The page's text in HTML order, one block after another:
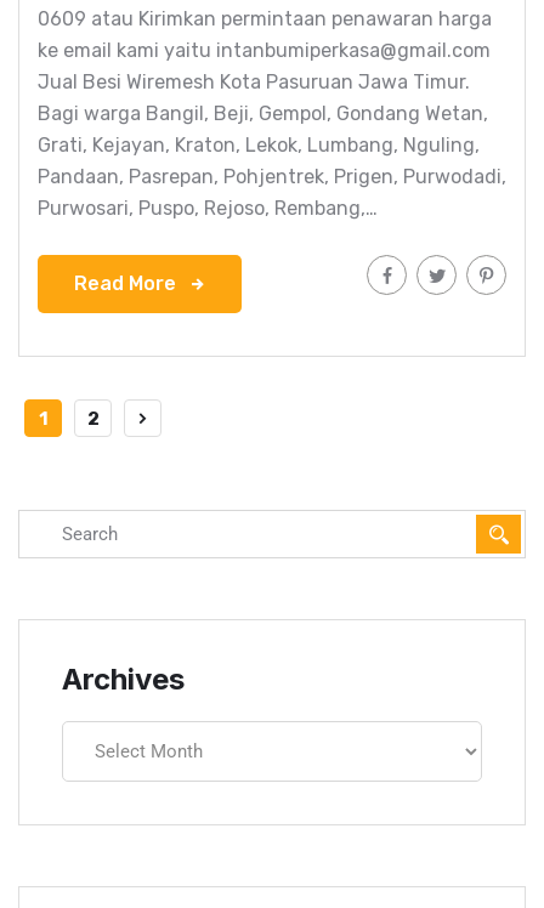
0609 atau Kirimkan permintaan penawaran harga
ke email kami yaitu intanbumiperkasa@gmail.com
Jual Besi Wiremesh Kota Pasuruan Jawa Timur.
Bagi warga Bangil, Beji, Gempol, Gondang Wetan,
Grati, Kejayan, Kraton, Lekok, Lumbang, Nguling,
Pandaan, Pasrepan, Pohjentrek, Prigen, Purwodadi,
Purwosari, Puspo, Rejoso, Rembang,…
Read More
1 2
Archives